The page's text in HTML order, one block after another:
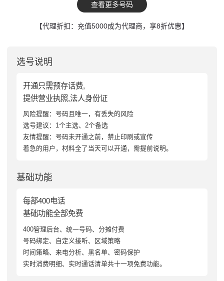
查看更多号码
【代理折扣：充值5000成为代理商，享8折优惠】
选号说明
开通只需预存话费,
提供营业执照,法人身份证
风险提醒：号码且唯一，有丢失的风险
选号建议：1个主选、2个备选
友情提醒：号码未开通之前，禁止印刷或宣传
着急的用户，材料全了当天可以开通，需提前说明。
基础功能
每部400电话
基础功能全部免费
400管理后台、统一号码、分摊付费
号码绑定、自定义接听、区域策略
时间策略、来电分析、黑名单、密码保护
实时消费明细、实时通话清单共十一项免费功能。